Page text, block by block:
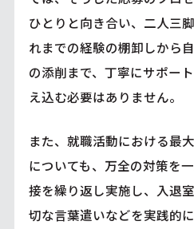
ひとりと向き合い、二人三
れまでの経験の棚卸しから
の添削まで、丁寧にサポー
え込む必要はありません。
また、就職活動における最
についても、万全の対策を
接を繰り返し実施し、入退
切な言葉遣いなどを実践的